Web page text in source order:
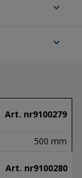
expand_more
expand_more
Art. nr9100279
500 mm
Art. nr9100280